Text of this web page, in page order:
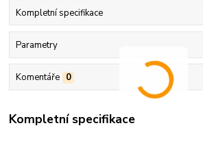
Kompletní specifikace
Parametry
Komentáře 0
Kompletní specifikace